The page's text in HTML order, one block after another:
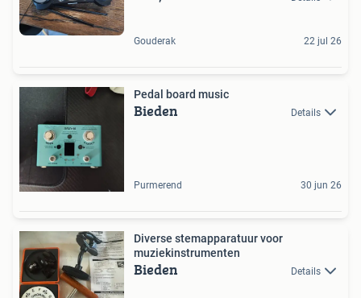
Gouderak 22 jul 26
Pedal board music
Bieden Details
Purmerend 30 jun 26
Diverse stemapparatuur voor
muziekinstrumenten
Bieden Details